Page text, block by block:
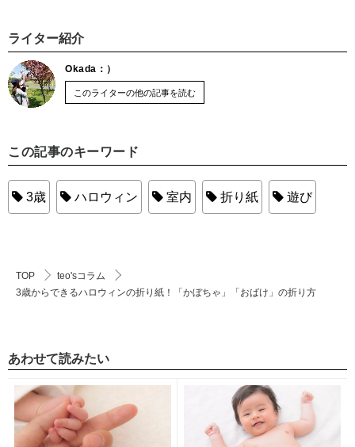
ライター紹介
Okada：）
このライターの他の記事を読む
この記事のキーワード
3歳 ハロウィン 室内 折り紙 遊び
TOP
teo'sコラム
3歳からできるハロウィンの折り紙！「かぼちゃ」「おばけ」の折り方
あわせて読みたい